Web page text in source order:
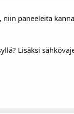
paneeleita
Lisäksi